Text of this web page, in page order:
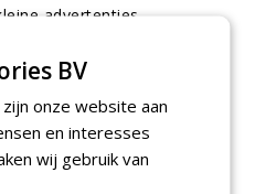
advertenties
BV
onze website aan
en interesses
wij gebruik van